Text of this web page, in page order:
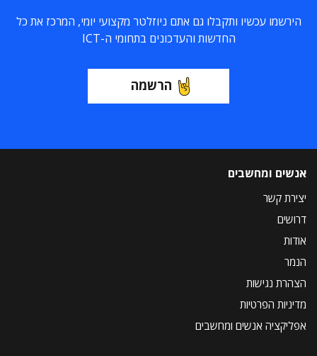
הירשמו עכשיו ותקבלו גם אתם ניוזלטר מקצועי יומי, המרכז את כל
החדשות והעדכונים בתחומי ה-ICT
הרשמה
אנשים ומחשבים
יצירת קשר
דרושים
אודות
הנמר
הצהרת נגישות
מדיניות הפרטיות
אפליקציה אנשים ומחשבים